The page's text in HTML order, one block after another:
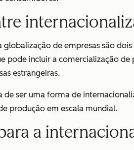
globalização de empresas são
pode incluir a comercialização
estrangeiras.
de ser uma forma de
produção em escala mundial.
a